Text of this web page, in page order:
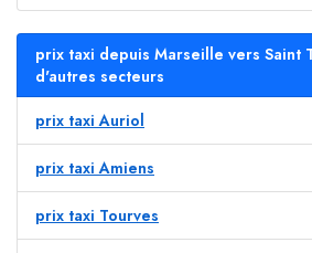
prix taxi depuis Marseille vers Saint
d'autres secteurs
prix taxi Auriol
prix taxi Amiens
prix taxi Tourves